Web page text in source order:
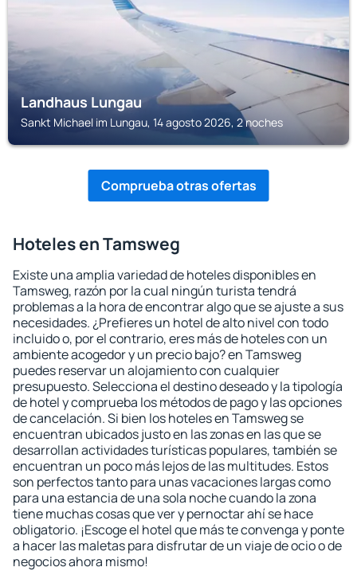
Landhaus Lungau
Sankt Michael im Lungau, 14 agosto 2026, 2 noches
Comprueba otras ofertas
Hoteles en Tamsweg
Existe una amplia variedad de hoteles disponibles en
Tamsweg, razón por la cual ningún turista tendrá
problemas a la hora de encontrar algo que se ajuste a sus
necesidades. ¿Prefieres un hotel de alto nivel con todo
incluido o, por el contrario, eres más de hoteles con un
ambiente acogedor y un precio bajo? en Tamsweg
puedes reservar un alojamiento con cualquier
presupuesto. Selecciona el destino deseado y la tipología
de hotel y comprueba los métodos de pago y las opciones
de cancelación. Si bien los hoteles en Tamsweg se
encuentran ubicados justo en las zonas en las que se
desarrollan actividades turísticas populares, también se
encuentran un poco más lejos de las multitudes. Estos
son perfectos tanto para unas vacaciones largas como
para una estancia de una sola noche cuando la zona
tiene muchas cosas que ver y pernoctar ahí se hace
obligatorio. ¡Escoge el hotel que más te convenga y ponte
a hacer las maletas para disfrutar de un viaje de ocio o de
negocios ahora mismo!